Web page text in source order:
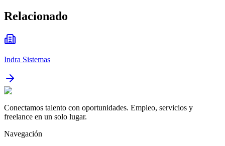
Relacionado
Indra Sistemas
Conectamos talento con oportunidades. Empleo, servicios y
freelance en un solo lugar.
Navegación